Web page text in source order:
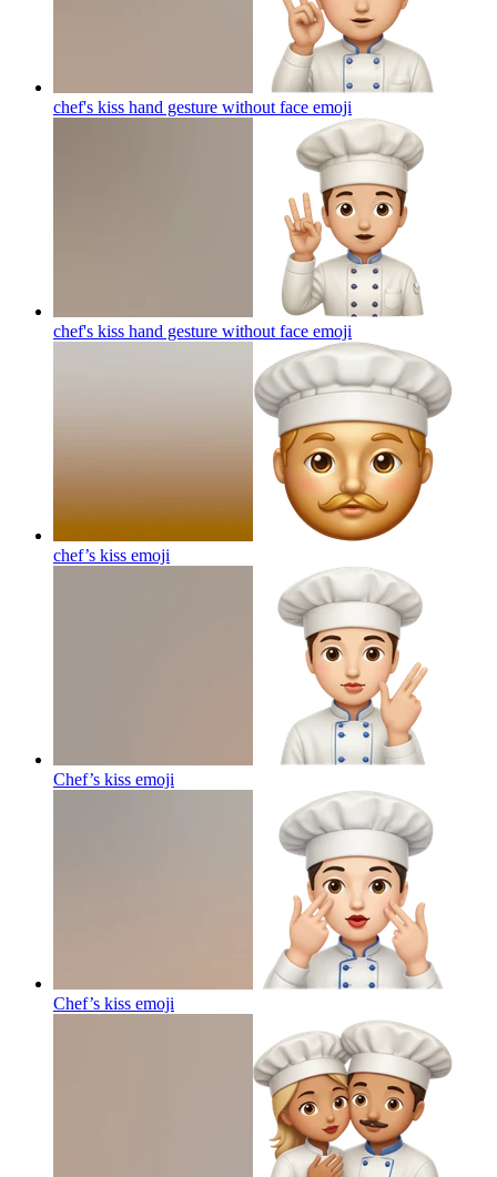
chef's kiss hand gesture without face emoji
chef's kiss hand gesture without face emoji
chef’s kiss emoji
Chef’s kiss emoji
Chef’s kiss emoji